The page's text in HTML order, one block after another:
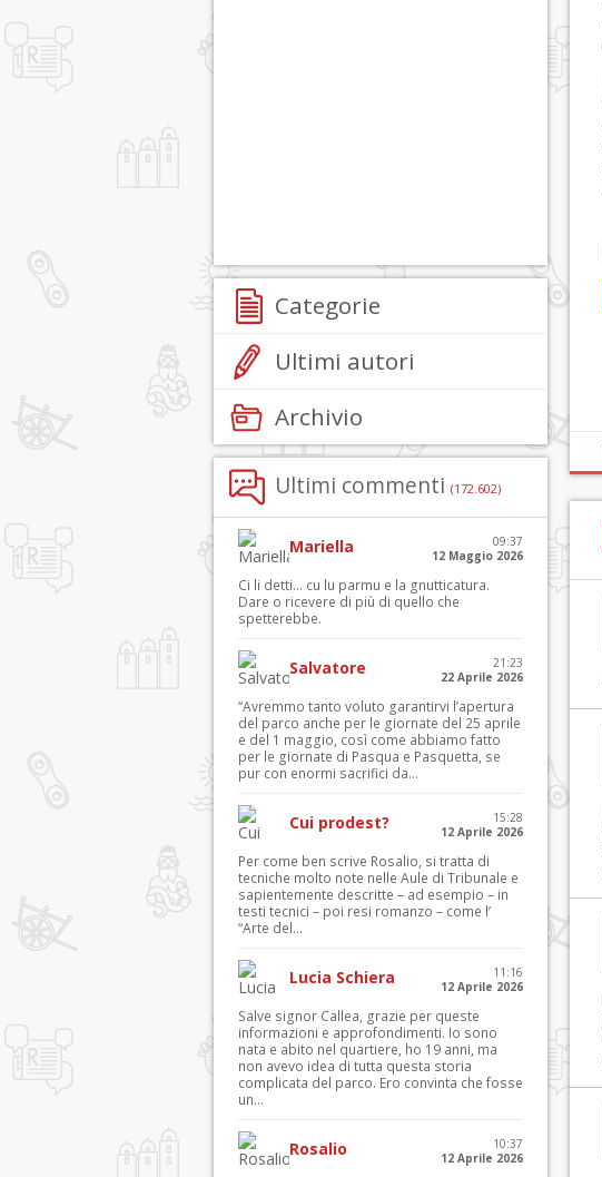
Categorie
Ultimi autori
Archivio
Ultimi commenti (172.602)
Mariella
09:37
12 Maggio 2026
Ci li detti… cu lu parmu e la gnutticatura.
Dare o ricevere di più di quello che
spetterebbe.
Salvatore
21:23
22 Aprile 2026
“Avremmo tanto voluto garantirvi l’apertura
del parco anche per le giornate del 25 aprile
e del 1 maggio, così come abbiamo fatto
per le giornate di Pasqua e Pasquetta, se
pur con enormi sacrifici da...
Cui prodest?
15:28
12 Aprile 2026
Per come ben scrive Rosalio, si tratta di
tecniche molto note nelle Aule di Tribunale e
sapientemente descritte – ad esempio – in
testi tecnici – poi resi romanzo – come l’
“Arte del...
Lucia Schiera
11:16
12 Aprile 2026
Salve signor Callea, grazie per queste
informazioni e approfondimenti. Io sono
nata e abito nel quartiere, ho 19 anni, ma
non avevo idea di tutta questa storia
complicata del parco. Ero convinta che fosse
un...
Rosalio
10:37
12 Aprile 2026